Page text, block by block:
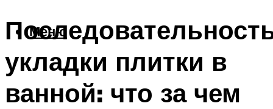
Меню
укладки плитки в
ванной: что за чем